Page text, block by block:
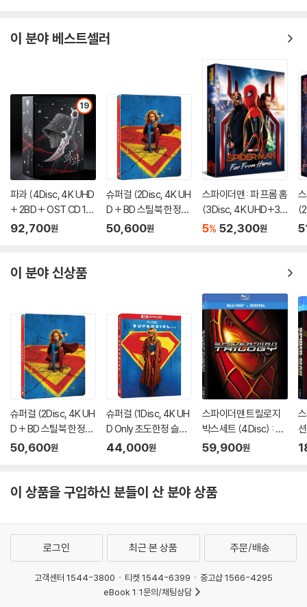
애인은 아니었다는 것이다. 어머니의 죽음 이후 형들의 죽음, 행방불명, 광
기 그렇게 만들어진 금기와 침묵은 문청 일가가 대만과 함께 겪어야 했던
아픈 역사를 통과하는 생존 방식이었다. '비정성시'가 상처와 계속되는 그
흔적에 관한 이야기였다면, 이는 자객 은낭의 이야기에서도 계속되고 있
다. 은낭은 검술보다 강한 인륜지정으로, 스승의 마지막 가르침이자 관문
으로 13년 만에 고향 위박으로 돌려보내진다. 이제 은낭은 자신의 과거와
만나야 하는 것이다. 과거 정혼자였던 계안을 죽이라는 명을 받고 도착한
고향은 은낭이 버릴 수 없었던 행복했던 한 소녀의 시간이 흔적으로 남은
곳이다.
인간의 내면과 개인사를 통한 사적인 방식으로 역사와 사회를 보는 허우
샤오시엔 감독 특유의 연출 방식은 '자객 섭은낭'에서도 크게 다르지 않다.
은낭과 문청은 적당한 거리에서 자신의 슬픔과 조우하고 감독은 그들의 표
흔적이라는 이야기를 하고 있기 때문이다. 그러나 '자객 섭은낭'은 죽이는
칼과 살리는 칼의 다름을 보여주고, 남발될 수 없는, 자객 자신의 의지에 의
해 살인명령을 어기고 모두들 살리는 칼의 길을 선택하는 은낭을 보여준
다. 이는 과거로부터 계속되는 잔인한 현재의 슬픔을 사진으로 기록하는
문청의 침묵보다 한결 가벼워진 느낌이다. 그렇게 은낭은 마경소년과 함께
새로운 길을 떠난다.
DVD/ Blu-ray 구매시 참고 사항 안내드립니다.
※ 4K블루레이, 3D 블루레이 재생 관련 안내
1) 4K UHD 디스크는 대용량의 데이터 전송이 필요하므로 4K전용 플레
이어를 사용하셔야 합니다. 더불어 플레이어 소프트웨어 최신 버전의 업데
2) 3D 블루레이는 전용 플레이어와 3D 지원 TV를 통해서만 재생 가능합
※ 아웃케이스/구성품/포장 상태
1) 제작/배송 과정에서 경미한 아웃케이스 주름, 모서리 눌림 및 갈라짐이
발생할 수 있습니다. 반품을 원하실 경우 미개봉 상태로 문의 부탁드립니
이 분야 베스트셀러
19
파과 (4Disc, 4K UHD
+ 2BD + OST CD 15
00장 한정 스틸북 한정
92,700원
슈퍼걸 (2Disc, 4K UH
D + BD 스틸북 한정
판) (펀치) : 블루레이
50,600원
스파이더맨 : 파 프롬 홈
(3Disc, 4K UHD+3D
+BD 렌티큘러 풀슬립
5% 52,300원
이 분야 신상품
슈퍼걸 (2Disc, 4K UH
D + BD 스틸북 한정
판) (펀치) : 블루레이
50,600원
슈퍼걸 (1Disc, 4K UH
D Only 초도한정 슬립
케이스) : 블루레이
44,000원
스파이더맨 트릴로지
박스세트 (4Disc) : 블
루레이
59,900원
이 상품을 구입하신 분들이 산 분야 상품
로그인 최근 본 상품 주문/배송
고객센터 1544-3800 티켓 1544-6399
중고샵 1566-4295
eBook 1:1문의/채팅상담